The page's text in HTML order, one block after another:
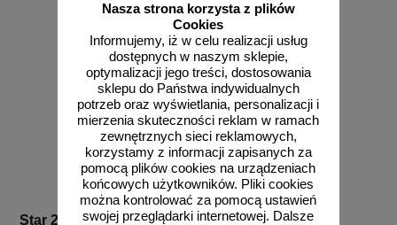
Nasza strona korzysta z plików
Cookies
Informujemy, iż w celu realizacji usług
dostępnych w naszym sklepie,
optymalizacji jego treści, dostosowania
sklepu do Państwa indywidualnych
potrzeb oraz wyświetlania, personalizacji i
mierzenia skuteczności reklam w ramach
zewnętrznych sieci reklamowych,
korzystamy z informacji zapisanych za
pomocą plików cookies na urządzeniach
końcowych użytkowników. Pliki cookies
można kontrolować za pomocą ustawień
swojej przeglądarki internetowej. Dalsze
Star 2000 cz Star 2000 z